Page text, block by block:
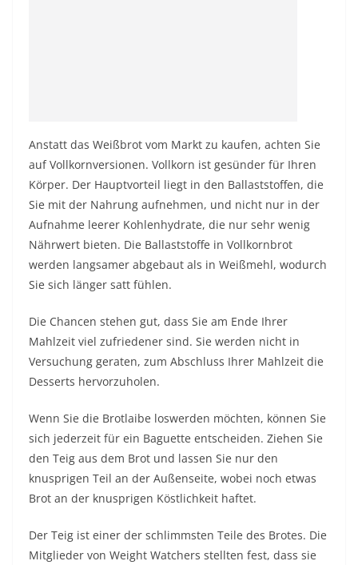
Anstatt das Weißbrot vom Markt zu kaufen, achten Sie
auf Vollkornversionen. Vollkorn ist gesünder für Ihren
Körper. Der Hauptvorteil liegt in den Ballaststoffen, die
Sie mit der Nahrung aufnehmen, und nicht nur in der
Aufnahme leerer Kohlenhydrate, die nur sehr wenig
Nährwert bieten. Die Ballaststoffe in Vollkornbrot
werden langsamer abgebaut als in Weißmehl, wodurch
Sie sich länger satt fühlen.
Die Chancen stehen gut, dass Sie am Ende Ihrer
Mahlzeit viel zufriedener sind. Sie werden nicht in
Versuchung geraten, zum Abschluss Ihrer Mahlzeit die
Desserts hervorzuholen.
Wenn Sie die Brotlaibe loswerden möchten, können Sie
sich jederzeit für ein Baguette entscheiden. Ziehen Sie
den Teig aus dem Brot und lassen Sie nur den
knusprigen Teil an der Außenseite, wobei noch etwas
Brot an der knusprigen Köstlichkeit haftet.
Der Teig ist einer der schlimmsten Teile des Brotes. Die
Mitglieder von Weight Watchers stellten fest, dass sie